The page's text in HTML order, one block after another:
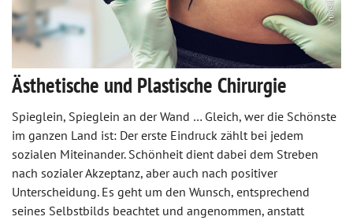
Ästhetische und Plastische Chirurgie
Spieglein, Spieglein an der Wand … Gleich, wer die Schönste
im ganzen Land ist: Der erste Eindruck zählt bei jedem
sozialen Miteinander. Schönheit dient dabei dem Streben
nach sozialer Akzeptanz, aber auch nach positiver
Unterscheidung. Es geht um den Wunsch, entsprechend
seines Selbstbilds beachtet und angenommen, anstatt